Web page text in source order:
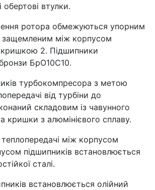
втулки.
ротора обмежуються упорним
защемленим між корпусом
кришкою 2. Підшипники
БрО10С10.
турбокомпресора з метою
від турбіни до
складовим із чавунного
кришки з алюмінієвого сплаву.
між корпусом
підшипників встановлюється
сталі.
встановлюється олійний